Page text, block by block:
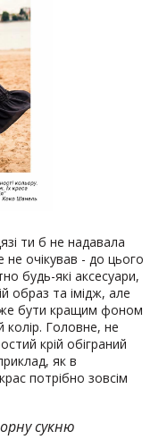
ти б не надавала
не очікував - до цього
будь-які аксесуари,
образ та імідж, але
бути кращим фоном
колір. Головне, не
крій обіграний
як в
потрібно зовсім
сукню